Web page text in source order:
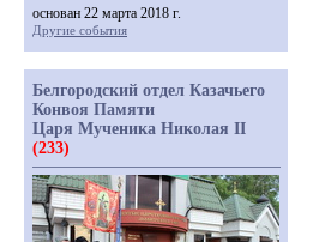
основан 22 марта 2018 г.
Другие события
Белгородский отдел Казачьего
Конвоя Памяти
Царя Мученика Николая II
(233)